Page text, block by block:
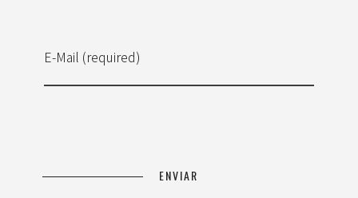
E-Mail (required)